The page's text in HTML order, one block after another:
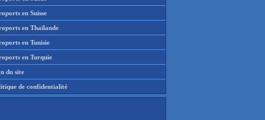
en Suisse
en Thaïlande
en Tunisie
en Turquie
du site
de confidentialité